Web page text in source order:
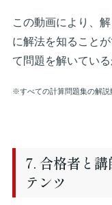
この動画により、
に解法を知ること
て問題を解いてい
※すべての計算問題集の解説
7. 合格者と
テンツ